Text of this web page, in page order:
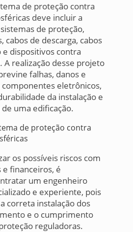
de proteção contra
deve incluir a
de proteção,
cabos de descarga, cabos
dispositivos contra
A realização desse projeto
falhas, danos e
eletrônicos,
da instalação e
uma edificação.
os possíveis riscos com
financeiros, é
um engenheiro
e experiente, pois
correta instalação dos
e o cumprimento
reguladoras.